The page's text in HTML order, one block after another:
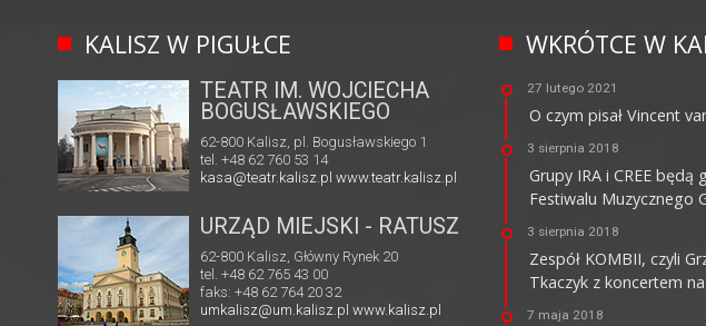
KALISZ W PIGUŁCE
TEATR IM. WOJCIECHA
BOGUSŁAWSKIEGO
62-800 Kalisz, pl. Bogusławskiego 1
tel. +48 62 760 53 14
kasa@teatr.kalisz.pl www.teatr.kalisz.pl
URZĄD MIEJSKI - RATUSZ
62-800 Kalisz, Główny Rynek 20
tel. +48 62 765 43 00
faks: +48 62 764 20 32
umkalisz@um.kalisz.pl www.kalisz.pl
WKRÓTCE W
27 lutego 2021
O czym pisał Vincent
3 sierpnia 2018
Grupy IRA i CREE będą
Festiwalu Muzycznego
3 sierpnia 2018
Zespół KOMBII, czyli
Tkaczyk z koncertem
7 maja 2018